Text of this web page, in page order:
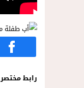
رابط مختصر